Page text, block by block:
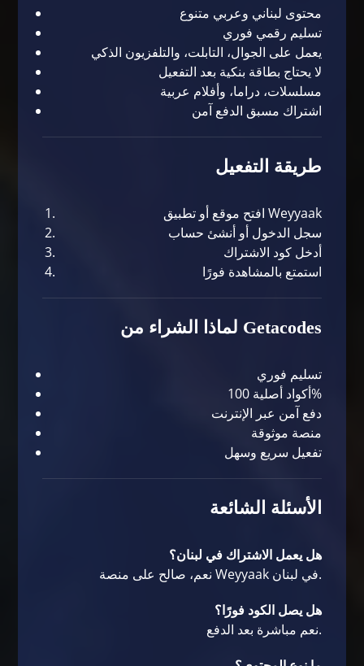
محتوى لبناني وعربي متنوع
تسليم رقمي فوري
يعمل على الجوال، التابلت، والتلفزيون الذكي
لا يحتاج بطاقة بنكية بعد التفعيل
مسلسلات، دراما، وأفلام عربية
اشتراك مسبق الدفع آمن
طريقة التفعيل
افتح موقع أو تطبيق Weyyaak
سجل الدخول أو أنشئ حساب
أدخل كود الاشتراك
استمتع بالمشاهدة فورًا
لماذا الشراء من Getacodes
تسليم فوري
أكواد أصلية 100%
دفع آمن عبر الإنترنت
منصة موثوقة
تفعيل سريع وسهل
الأسئلة الشائعة
هل يعمل الاشتراك في لبنان؟
نعم، صالح على منصة Weyyaak في لبنان.
هل يصل الكود فورًا؟
نعم مباشرة بعد الدفع.